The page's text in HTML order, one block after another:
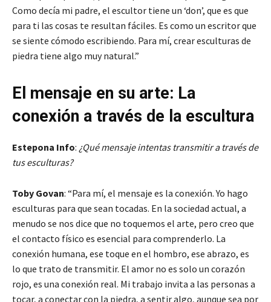
Como decía mi padre, el escultor tiene un ‘don’, que es que
para ti las cosas te resultan fáciles. Es como un escritor que
se siente cómodo escribiendo. Para mí, crear esculturas de
piedra tiene algo muy natural.”
El mensaje en su arte: La
conexión a través de la escultura
Estepona Info: ¿Qué mensaje intentas transmitir a través de
tus esculturas?
Toby Govan: “Para mí, el mensaje es la conexión. Yo hago
esculturas para que sean tocadas. En la sociedad actual, a
menudo se nos dice que no toquemos el arte, pero creo que
el contacto físico es esencial para comprenderlo. La
conexión humana, ese toque en el hombro, ese abrazo, es
lo que trato de transmitir. El amor no es solo un corazón
rojo, es una conexión real. Mi trabajo invita a las personas a
tocar, a conectar con la piedra, a sentir algo, aunque sea por